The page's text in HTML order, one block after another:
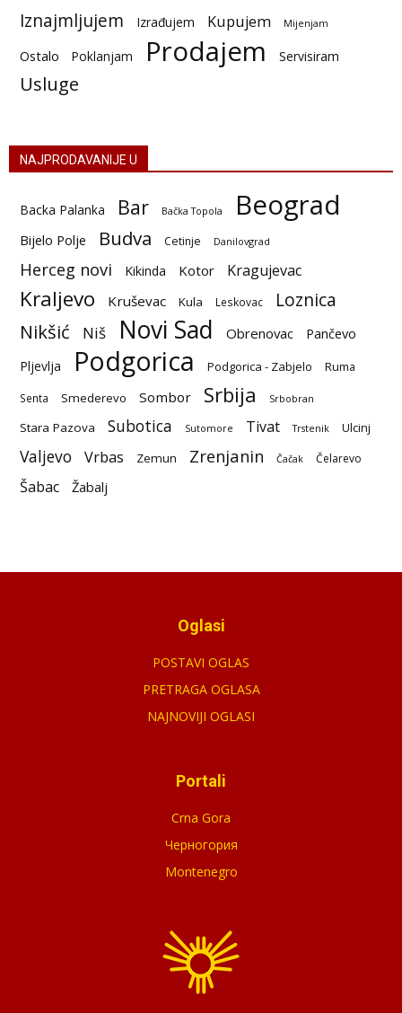
Iznajmljujem Izrađujem Kupujem Mijenjam
Ostalo Poklanjam Prodajem Servisiram
Usluge
NAJPRODAVANIJE U
Backa Palanka Bar Bačka Topola Beograd
Bijelo Polje Budva Cetinje Danilovgrad
Herceg novi Kikinda Kotor Kragujevac
Kraljevo Kruševac Kula Leskovac Loznica
Nikšić Niš Novi Sad Obrenovac Pančevo
Pljevlja Podgorica Podgorica - Zabjelo Ruma
Senta Smederevo Sombor Srbija Srbobran
Stara Pazova Subotica Sutomore Tivat Trstenik Ulcinj
Valjevo Vrbas Zemun Zrenjanin Čačak Čelarevo
Šabac Žabalj
Oglasi
POSTAVI OGLAS
PRETRAGA OGLASA
NAJNOVIJI OGLASI
Portali
Crna Gora
Черногория
Montenegro